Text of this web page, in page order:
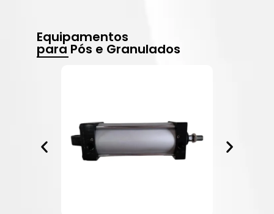
Equipamentos
para Pós e Granulados